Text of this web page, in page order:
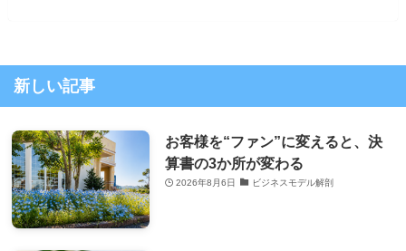
新しい記事
お客様を“ファン”に変えると、決
算書の3か所が変わる
2026年8月6日 ビジネスモデル解剖